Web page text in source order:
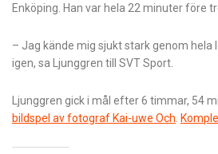
Enköping. Han var hela 22 minuter före
– Jag kände mig sjukt stark genom
igen, sa Ljunggren till SVT Sport.
Ljunggren gick i mål efter 6 timmar, 54
bildspel av fotografKai-uwe Och